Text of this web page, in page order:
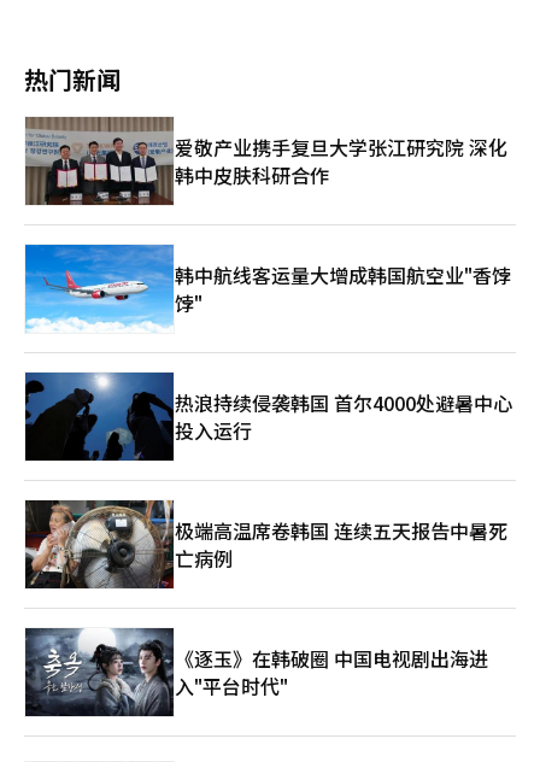
现场验证进程。 此外，WAIC首次设立了专门的个人创业(OPC)展
设计和营销的个人和微型组织。 ※ 本报道经人工智能（AI）系统
翻译与编辑。
指出，“AI已经成为中美战略竞争的核心议题”，并认为“中国领
导层对AI的关注程度已达到过去对核武器、卫星开发（两弹一星）
或改革开放的水平”。尤其是乌克兰战争和中东局势变化，使得中
国将AI视为超越产业经济问题，影响地缘政治与未来文明秩序的战
略资产。 中国并不将AI竞争视为单纯的技术霸权之争。《亚洲周
刊》分析称，“中美双方均在全力以赴地投入AI，这不仅是冷战时
期‘星球大战计划’或国运竞争的延续，更是关于未来人类文明的
组织方式与国际秩序的竞争。”AI不仅将重塑产业，还将影响政府
运作、教育、军事及国际规范，因此AI竞争的胜负将决定未来世界
秩序的主导权。习主席在WAIC上发表演讲“主导开源AI秩序” 中
国领导层对AI竞争的紧迫感在习近平主席的近期活动中得以体现。
习近平在本月的国家科学技术奖颁奖典礼上提到AI发展时表
示：“形势催人，也逼人”。 17日，习近平首次亲自出席自2018
强总理出席的活动中，最高领导人亲自到场，显示出AI开发已成为
中国地缘战略的核心。香港《南华早报》对此评价为“显示AI开发
已被提升至中国地缘战略的核心”。 习近平在演讲中强调：“各
国应共同把握开源这一历史性机遇”，并强调AI技术的开放与合
作，同时指出“支持发展中国家提升AI能力，避免因AI技术获取的
不平等而产生新的历史性不平等”。 路透社指出：“这是中国最
明确表达希望主导全球AI治理的演讲”，并称中国将开源AI视为全
球公共产品，提出了与美国主导的AI秩序相对的中国方案。 实际
上，中国所强调的“开源、全球治理、全球南方”战略与美国形成
鲜明对比。在最近的联合国AI相关会议上，美国主张过度监管不应
妨碍创新，而中国则主张应减少国家间的AI差距，提高发展中国家
的技术可及性。中国主导AI联盟成立…以全球南方为前锋对抗美国
为配合这一构想，中国于16日正式成立了以中国为主导的世界人工
智能合作组织(WAICO)，与29个成员国共同参与。习近平对此评价
为“在世界AI发展历史上具有里程碑意义的事件”，并表示这是响
应发展中国家对AI治理参与扩大要求的机构。 WAICO是一个由北
热门新闻
爱敬产业携手复旦大学张江研究院 深化
韩中皮肤科研合作
韩中航线客运量大增成韩国航空业"香饽
饽"
热浪持续侵袭韩国 首尔4000处避暑中心
投入运行
极端高温席卷韩国 连续五天报告中暑死
亡病例
《逐玉》在韩破圈 中国电视剧出海进
入"平台时代"